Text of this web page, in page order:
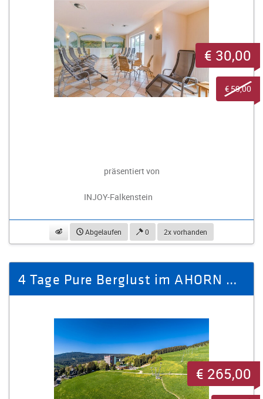
präsentiert von
INJOY-Falkenstein
beobachtenAbgelaufen 0 2x vorhanden
€ 30,00
€ 59,00
4 Tage Pure Berglust im AHORN Hotel am Fichtelberg Oberwiesenthal
€ 265,00